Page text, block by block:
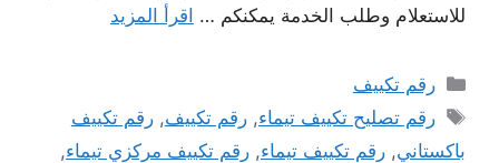
للاستعلام وطلب الخدمة يمكنكم … اقرأ المزيد
التصنيفات
رقم تكييف
الوسوم
رقم تصليح تكييف تيماء,رقم تكييف,رقم تكييف
باكستاني, رقم تكييف تيماء, رقم تكييف مركزي تيماء,